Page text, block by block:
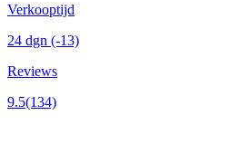
Verkooptijd
24 dgn (-13)
Reviews
9.5(134)